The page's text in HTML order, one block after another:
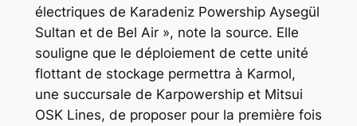
électriques de Karadeniz Powership Aysegül
Sultan et de Bel Air », note la source. Elle
souligne que le déploiement de cette unité
flottant de stockage permettra à Karmol,
une succursale de Karpowership et Mitsui
OSK Lines, de proposer pour la première fois